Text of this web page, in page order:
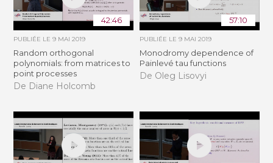
42:46
PUBLIÉE LE9 MAI 2019
Random orthogonal
polynomials: from matrices to
point processes
De Diane Holcomb
57:10
PUBLIÉE LE 9 MAI 2019
Monodromy dependence of
Painlevé tau functions
De Oleg Lisovyi